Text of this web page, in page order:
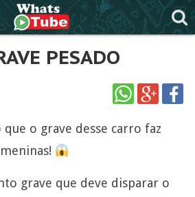
PESADO
que o grave desse carro faz
grave que deve disparar o